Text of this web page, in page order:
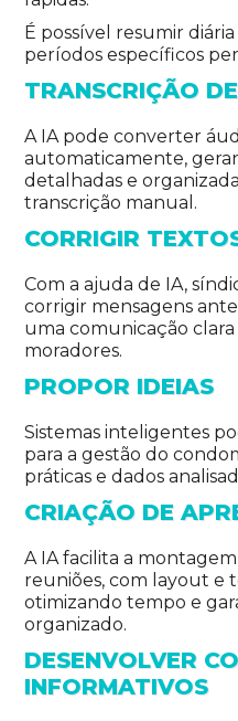
É possível resumir
períodos específicos
TRANSCRIÇÃO
A IA pode converter
automaticamente,
detalhadas e
transcrição manual.
CORRIGIR
Com a ajuda de IA,
corrigir mensagens
uma comunicação
moradores.
PROPOR IDEIAS
Sistemas inteligentes
para a gestão do
práticas e dados
CRIAÇÃO DE
A IA facilita a
reuniões, com layout e
otimizando tempo e
organizado.
DESENVOLVER
INFORMATIVOS